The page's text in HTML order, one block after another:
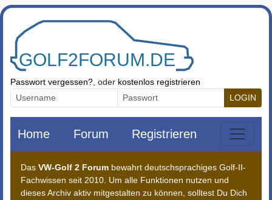
Zum Inhalt springen
Passwort vergessen? , oder kostenlos registrieren
LOGIN
Home Forum Registrieren
Das VW-Golf 2 Forum bewahrt deutschsprachiges Golf-II-
Fachwissen seit 2010. Um alle Funktionen nutzen und
dieses Archiv aktiv mitgestalten zu können, solltest Du Dich